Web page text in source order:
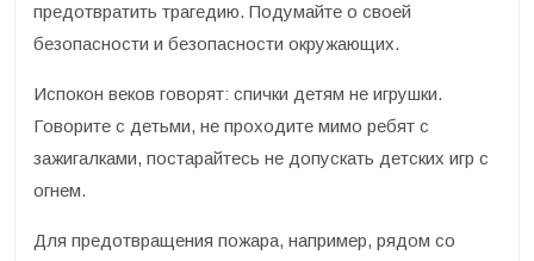
предотвратить трагедию. Подумайте о своей
безопасности и безопасности окружающих.
Испокон веков говорят: спички детям не игрушки.
Говорите с детьми, не проходите мимо ребят с
зажигалками, постарайтесь не допускать детских игр с
огнем.
Для предотвращения пожара, например, рядом со